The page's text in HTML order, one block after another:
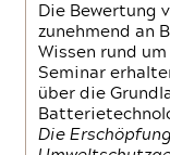
Die Bewertung
zunehmend an
Wissen rund
Seminar
über die
Die